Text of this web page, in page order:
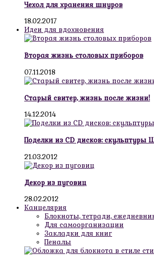
Чехол для хранения шнуров
18.02.2017
Идеи для вдохновения
Вторая жизнь столовых приборов
07.11.2018
Старый свитер, жизнь после жизни!
14.12.2014
Поделки из CD дисков: скульптуры
21.03.2012
Декор из пуговиц
28.02.2012
Канцелярия
Блокноты, тетради,
Для самоорганизации
Закладки для книг
Пеналы